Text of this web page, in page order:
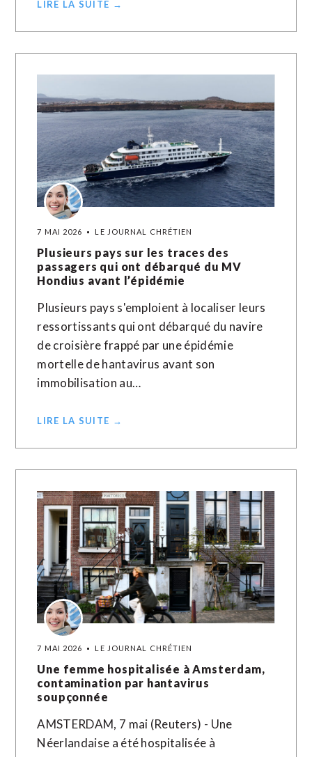
LIRE LA SUITE →
7 MAI 2026 LE JOURNAL CHRÉTIEN
Plusieurs pays sur les traces des
passagers qui ont débarqué du MV
Hondius avant l’épidémie
Plusieurs pays s'emploient à localiser leurs
ressortissants qui ont débarqué du navire
de croisière frappé par une épidémie
mortelle de hantavirus avant son
immobilisation au…
LIRE LA SUITE →
7 MAI 2026 LE JOURNAL CHRÉTIEN
Une femme hospitalisée à Amsterdam,
contamination par hantavirus
soupçonnée
AMSTERDAM, 7 mai (Reuters) - Une
Néerlandaise a été hospitalisée à